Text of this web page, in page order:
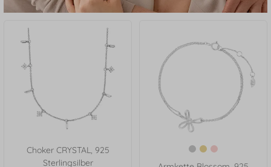
Choker CRYSTAL, 925
Sterlingsilber